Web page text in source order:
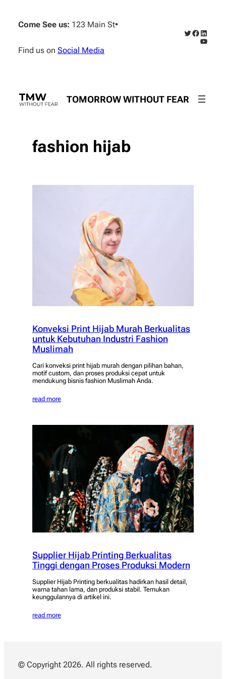
content
Come See us: 123 Main St•
Find us on Social Media
Twitter
Facebook
TOMORROW WITHOUT FEAR
fashion hijab
Konveksi Print Hijab Murah Berkualitas
untuk Kebutuhan Industri Fashion
Muslimah
Cari konveksi print hijab murah dengan pilihan bahan,
motif custom, dan proses produksi cepat untuk
mendukung bisnis fashion Muslimah Anda.
read more
Supplier Hijab Printing Berkualitas
Tinggi dengan Proses Produksi Modern
Supplier Hijab Printing berkualitas hadirkan hasil detail,
warna tahan lama, dan produksi stabil. Temukan
keunggulannya di artikel ini.
read more
© Copyright 2026. All rights reserved.